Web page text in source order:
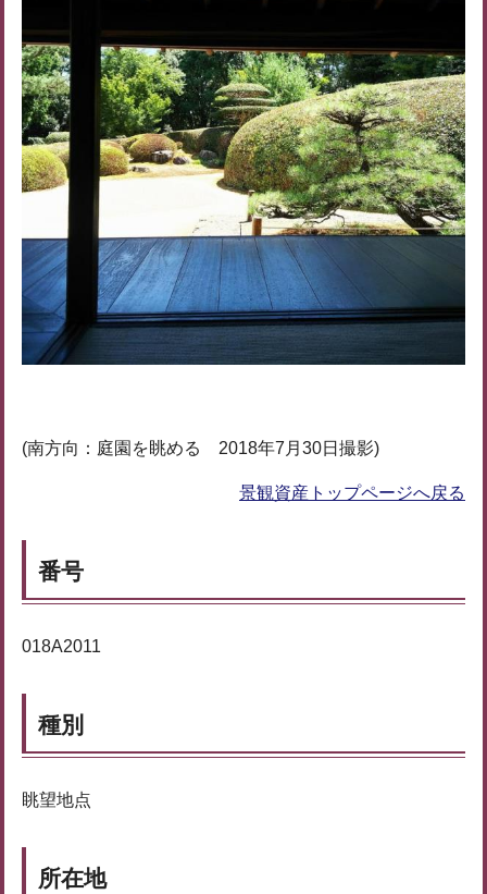
(南方向：庭園を眺める 2018年7月30日撮影)
景観資産トップページへ戻る
番号
018A2011
種別
眺望地点
所在地